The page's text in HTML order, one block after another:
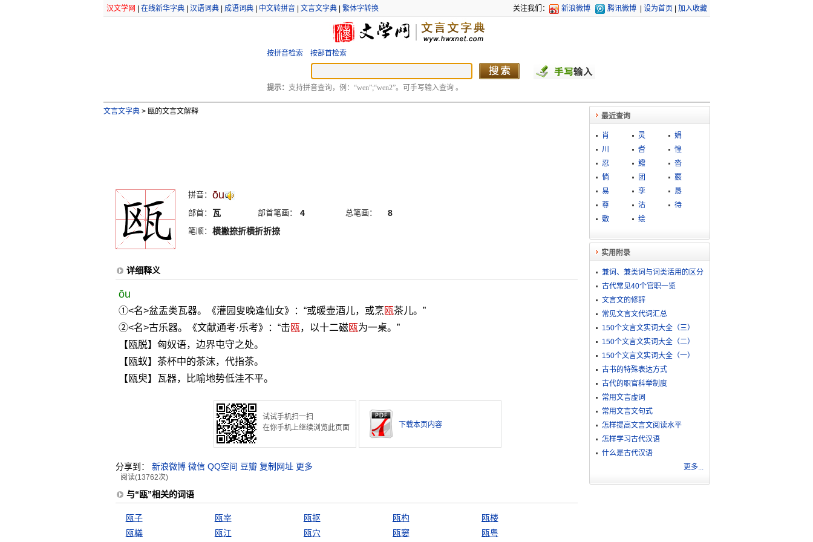
汉文学网 在线新华字典| 汉语词典| 成语词典| 中文转拼音| 文言文字典| 繁体字转换 关注我们： 新浪微博 腾讯微博 设为首页 加入收藏
按拼音检索 按部首检索
提示： 支持拼音查询，例：“wen”;“wen2”。可手写输入查询 。
文言文字典 >瓯的文言文解释
拼音： ōu
部首： 瓦 部首笔画： 4 总笔画： 8
笔顺： 横撇捺折横折折捺
详细释义
ōu
①<名>盆盂类瓦器。《灌园叟晚逢仙女》：“或暖壶酒儿，或烹 瓯茶儿。”
②<名>古乐器。《文献通考·乐考》：“击瓯，以十二磁瓯为一桌。”
【瓯脱】匈奴语，边界屯守之处。
【瓯蚁】茶杯中的茶沫，代指茶。
【瓯臾】瓦器，比喻地势低洼不平。
试试手机扫一扫
在你手机上继续浏览此页面
下载本页内容
分享到： 新浪微博 微信 QQ空间 豆瓣 复制网址 更多
阅读(13762次)
与“瓯”相关的词语
瓯子 瓯宰 瓯抠 瓯杓
瓯楼
瓯檥
瓯江 瓯穴 瓯窭 瓯粤
最近查询
肖 灵
娟
川
耆
惶
忍
鱍
沓
惝
团
覈
易
孪
恳
尊
沽
待
敷
绘
实用附录
兼词、兼类词与词类活用的区分
古代常见40个官职一览
文言文的修辞
常见文言文代词汇总
150个文言文实词大全（三）
150个文言文实词大全（二）
150个文言文实词大全（一）
古书的特殊表达方式
古代的职官科举制度
常用文言虚词
常用文言文句式
怎样提高文言文阅读水平
怎样学习古代汉语
什么是古代汉语
更多...